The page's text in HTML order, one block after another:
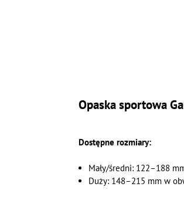
Opaska sportowa
Dostępne rozmiary:
Mały/średni: 122–188
Duży: 148–215 mm w